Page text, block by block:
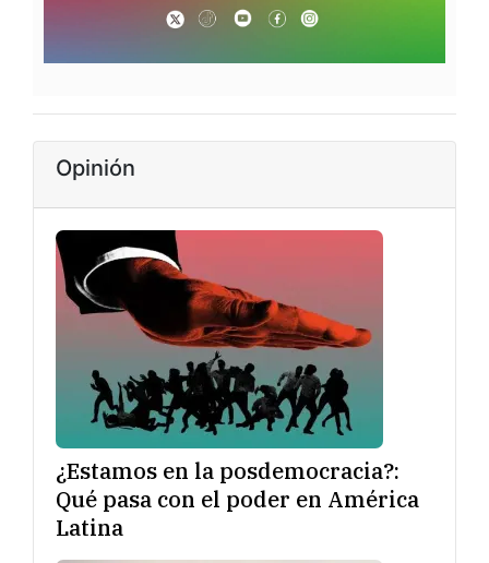
Opinión
¿Estamos en la posdemocracia?:
Qué pasa con el poder en América
Latina